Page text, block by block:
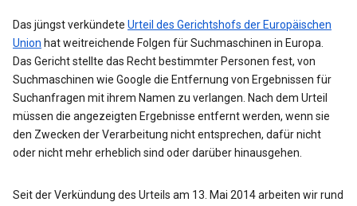
Das jüngst verkündete Urteil des Gerichtshofs der Europäischen
Union hat weitreichende Folgen für Suchmaschinen in Europa.
Das Gericht stellte das Recht bestimmter Personen fest, von
Suchmaschinen wie Google die Entfernung von Ergebnissen für
Suchanfragen mit ihrem Namen zu verlangen. Nach dem Urteil
müssen die angezeigten Ergebnisse entfernt werden, wenn sie
den Zwecken der Verarbeitung nicht entsprechen, dafür nicht
oder nicht mehr erheblich sind oder darüber hinausgehen.
Seit der Verkündung des Urteils am 13. Mai 2014 arbeiten wir rund